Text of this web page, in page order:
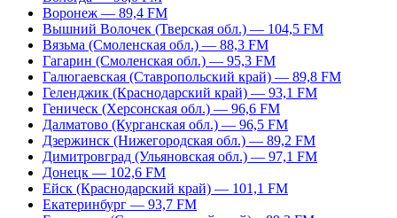
Воронеж — 89,4 FM
Вышний Волочек (Тверская обл.) — 104,5 FM
Вязьма (Смоленская обл.) — 88,3 FM
Гагарин (Смоленская обл.) — 95,3 FM
Галюгаевская (Ставропольский край) — 89,8 FM
Геленджик (Краснодарский край) — 93,1 FM
Геническ (Херсонская обл.) — 96,6 FM
Далматово (Курганская обл.) — 96,5 FM
Дзержинск (Нижегородская обл.) — 89,2 FM
Димитровград (Ульяновская обл.) — 97,1 FM
Донецк — 102,6 FM
Ейск (Краснодарский край) — 101,1 FM
Екатеринбург — 93,7 FM